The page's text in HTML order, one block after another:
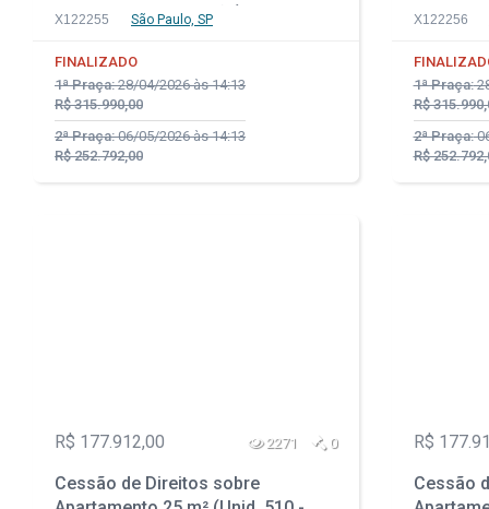
Prédio em Construção) - Parque
X122255 São Paulo, SP
FINALIZADO
1ª Praça:28/04/2026 às 14:13
R$ 315.990,00
2ª Praça:06/05/2026 às 14:13
R$ 252.792,00
Prédio
X122256
1ª Praça:
R$
2ª Praça:
R$
R$ 177.912,00 2271 0
Cessão de Direitos sobre
R$
Cessão